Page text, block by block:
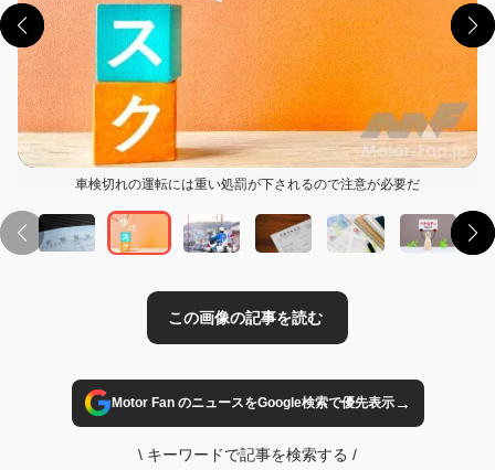
車検切れの運転には重い処罰が下されるので注意が必要だ
この画像の記事を読む
Motor Fan のニュースをGoogle検索で優先表示→
\ キーワードで記事を検索する /